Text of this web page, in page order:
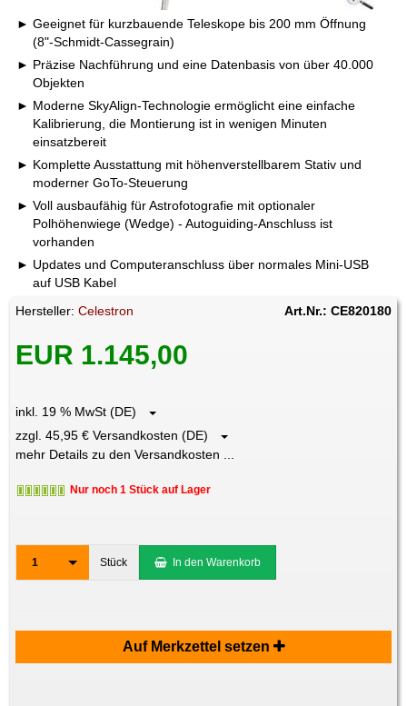
Geeignet für kurzbauende Teleskope bis 200 mm Öffnung
(8"-Schmidt-Cassegrain)
Präzise Nachführung und eine Datenbasis von über 40.000
Objekten
Moderne SkyAlign-Technologie ermöglicht eine einfache
Kalibrierung, die Montierung ist in wenigen Minuten
einsatzbereit
Komplette Ausstattung mit höhenverstellbarem Stativ und
moderner GoTo-Steuerung
Voll ausbaufähig für Astrofotografie mit optionaler
Polhöhenwiege (Wedge) - Autoguiding-Anschluss ist
vorhanden
Updates und Computeranschluss über normales Mini-USB
auf USB Kabel
Hersteller:Celestron Art.Nr.: CE820180
EUR 1.145,00
inkl. 19 % MwSt (DE)
zzgl. 45,95 € Versandkosten (DE)
mehr Details zu den Versandkosten ...
Nur noch 1 Stück auf Lager
1 Stück In den Warenkorb
Auf Merkzettel setzen